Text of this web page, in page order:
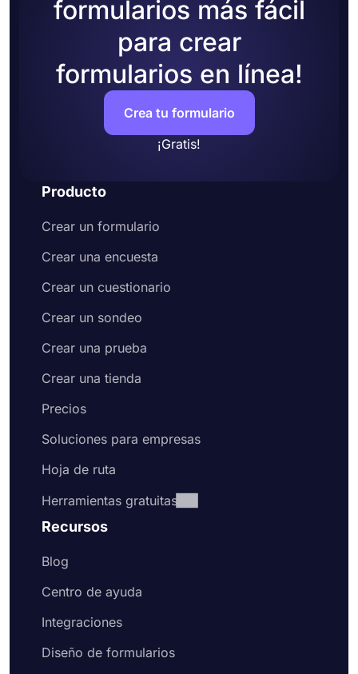
formularios más fácil
para crear
formularios en línea!
Crea tu formulario
¡Gratis!
Producto
Crear un formulario
Crear una encuesta
Crear un cuestionario
Crear un sondeo
Crear una prueba
Crear una tienda
Precios
Soluciones para empresas
Hoja de ruta
Herramientas gratuitas
Recursos
Blog
Centro de ayuda
Integraciones
Diseño de formularios